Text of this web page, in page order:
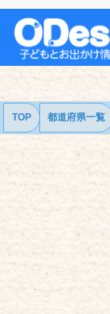
TOP 都道府県一覧